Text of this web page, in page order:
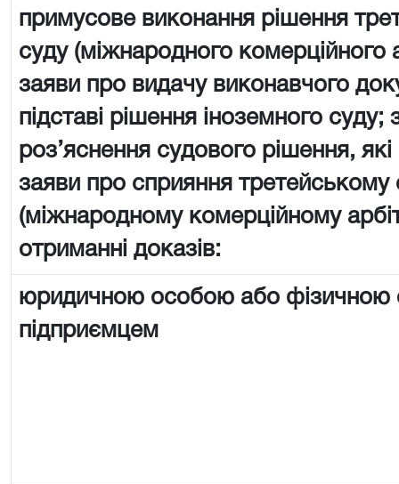
примусове виконання рішення
суду (міжнародного комерційного
заяви про видачу виконавчого
підставі рішення іноземного суду;
роз’яснення судового рішення,
заяви про сприяння третейському
(міжнародному комерційному
отриманні доказів:
юридичною особою або
підприємцем